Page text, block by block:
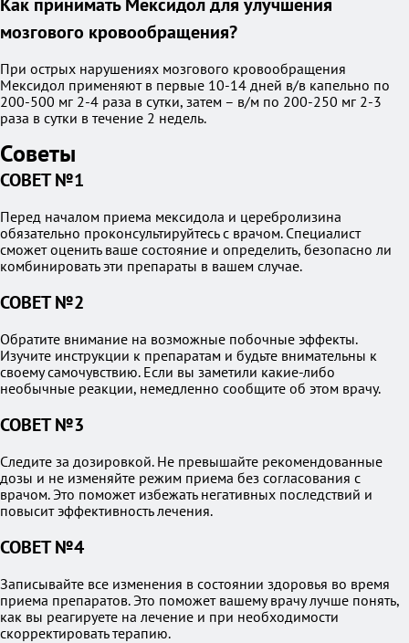
мозгового кровообращения?
При острых нарушениях мозгового кровообращения
Мексидол применяют в первые 10-14 дней в/в капельно по
200-500 мг 2-4 раза в сутки, затем – в/м по 200-250 мг 2-3
раза в сутки в течение 2 недель.
Советы
СОВЕТ №1
Перед началом приема мексидола и церебролизина
обязательно проконсультируйтесь с врачом. Специалист
сможет оценить ваше состояние и определить, безопасно ли
комбинировать эти препараты в вашем случае.
СОВЕТ №2
Обратите внимание на возможные побочные эффекты.
Изучите инструкции к препаратам и будьте внимательны к
своему самочувствию. Если вы заметили какие-либо
необычные реакции, немедленно сообщите об этом врачу.
СОВЕТ №3
Следите за дозировкой. Не превышайте рекомендованные
дозы и не изменяйте режим приема без согласования с
врачом. Это поможет избежать негативных последствий и
повысит эффективность лечения.
СОВЕТ №4
Записывайте все изменения в состоянии здоровья во время
приема препаратов. Это поможет вашему врачу лучше понять,
как вы реагируете на лечение и при необходимости
скорректировать терапию.